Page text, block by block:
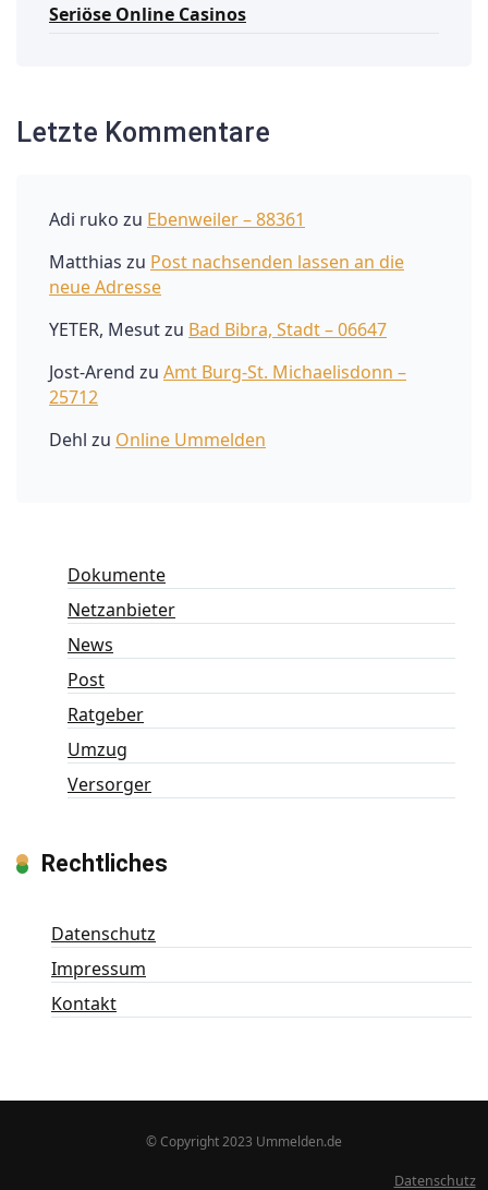
Seriöse Online Casinos
Letzte Kommentare
Adi ruko zu Ebenweiler – 88361
Matthias zu Post nachsenden lassen an die
neue Adresse
YETER, Mesutzu Bad Bibra, Stadt – 06647
Jost-Arend zu Amt Burg-St. Michaelisdonn –
25712
Dehl zu Online Ummelden
Dokumente
Netzanbieter
News
Post
Ratgeber
Umzug
Versorger
Rechtliches
Datenschutz
Impressum
Kontakt
© Copyright 2023 Ummelden.de
Datenschutz